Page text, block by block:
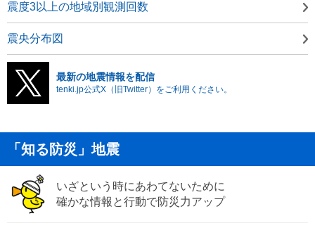
震度3以上の地域別観測回数
震央分布図
最新の地震情報を配信
tenki.jp公式X（旧Twitter）をご利用ください。
「知る防災」地震
いざという時にあわてないために
確かな情報と行動で防災力アップ